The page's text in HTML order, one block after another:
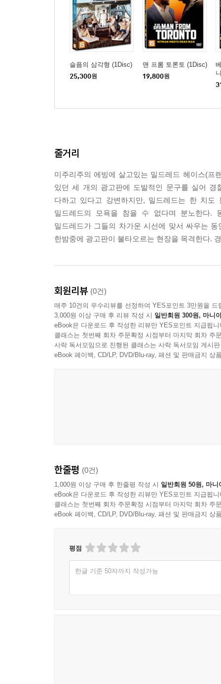
슬픔의 삼각형 (1Disc)
25,300원
맨 프롬 토론토 (1Disc)
19,800원
줄거리
미주리주의 에빙에 살고있는 밀드레드 헤이스(
있던 세 개의 광고판에 도발적인 문구를 실어 경
다하고 있다고 강변하지만, 밀드레드는 한 치
밀드레드의 모욕을 참을 수 없다며 분노한다.
밀드레드가 그들의 차가운 시선에 맞서 싸우는
한밤중에 광고판이 불타오르는 현장을 목격한다.
회원리뷰 (0건)
매주 10건의 우수리뷰를 선정하여 YES포인트 3만원을 드
3,000원 이상 구매 후 리뷰 작성 시 일반회원 300원, 마니
eBook은 다운로드 후 작성한 리뷰만 YES포인트 지급됩니
클래스는 첫번째 회차 주문확정 시점부터 마지막 회차 주
사락 독서모임으로 진행된 클래스는 사락 독서모임 게시
eBook 페이백, CD/LP, DVD/Blu-ray, 패션 및 판매금지 상
한줄평 (0건)
1,000원 이상 구매 후 한줄평 작성 시 일반회원 50원, 마니
eBook은 다운로드 후 작성한 리뷰만 YES포인트 지급됩니
클래스는 첫번째 회차 주문확정 시점부터 마지막 회차 주
eBook 페이백, CD/LP, DVD/Blu-ray, 패션 및 판매금지 상
평점
한글 기준 50자까지 작성가능